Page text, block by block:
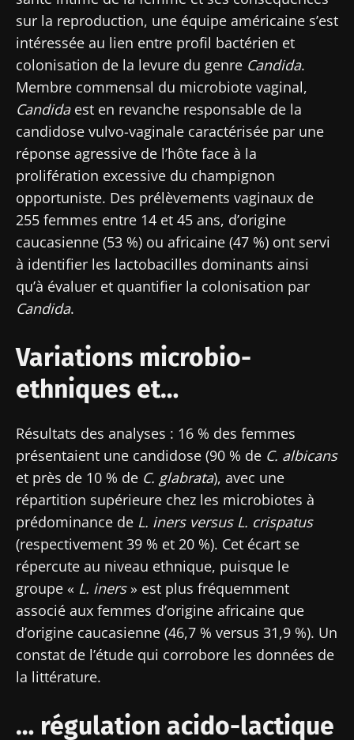
sur la reproduction, une équipe américaine s’est
intéressée au lien entre profil bactérien et
colonisation de la levure du genre Candida.
Membre commensal du microbiote vaginal,
Candidaest en revanche responsable de la
candidose vulvo-vaginale caractérisée par une
réponse agressive de l’hôte face à la
prolifération excessive du champignon
opportuniste. Des prélèvements vaginaux de
255 femmes entre 14 et 45 ans, d’origine
caucasienne (53 %) ou africaine (47 %) ont servi
à identifier les lactobacilles dominants ainsi
qu’à évaluer et quantifier la colonisation par
Candida.
Variations microbio-
ethniques et…
Résultats des analyses : 16 % des femmes
présentaient une candidose (90 % de C. albicans
et près de 10 % de C. glabrata), avec une
répartition supérieure chez les microbiotes à
prédominance de L. iners versus L. crispatus
(respectivement 39 % et 20 %). Cet écart se
répercute au niveau ethnique, puisque le
groupe « L. iners» est plus fréquemment
associé aux femmes d’origine africaine que
d’origine caucasienne (46,7 % versus 31,9 %). Un
constat de l’étude qui corrobore les données de
la littérature.
… régulation acido-lactique
Ne partez pas si vite !
Rejoignez la communauté Microbiota des